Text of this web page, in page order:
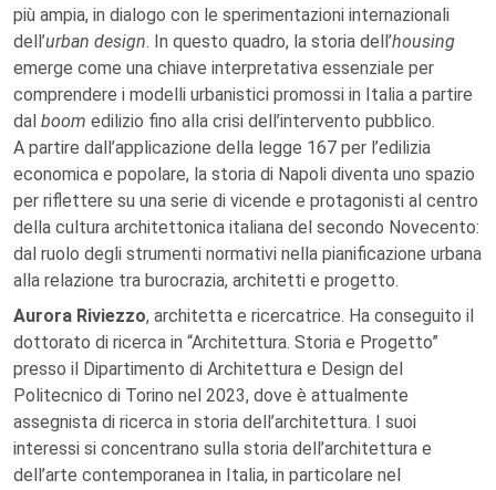
più ampia, in dialogo con le sperimentazioni internazionali
dell’urban design. In questo quadro, la storia dell’housing
emerge come una chiave interpretativa essenziale per
comprendere i modelli urbanistici promossi in Italia a partire
dal boom edilizio fino alla crisi dell’intervento pubblico.
A partire dall’applicazione della legge 167 per l’edilizia
economica e popolare, la storia di Napoli diventa uno spazio
per riflettere su una serie di vicende e protagonisti al centro
della cultura architettonica italiana del secondo Novecento:
dal ruolo degli strumenti normativi nella pianificazione urbana
alla relazione tra burocrazia, architetti e progetto.
Aurora Riviezzo, architetta e ricercatrice. Ha conseguito il
dottorato di ricerca in “Architettura. Storia e Progetto”
presso il Dipartimento di Architettura e Design del
Politecnico di Torino nel 2023, dove è attualmente
assegnista di ricerca in storia dell’architettura. I suoi
interessi si concentrano sulla storia dell’architettura e
dell’arte contemporanea in Italia, in particolare nel